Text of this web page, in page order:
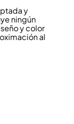
y
ningún
y color
al